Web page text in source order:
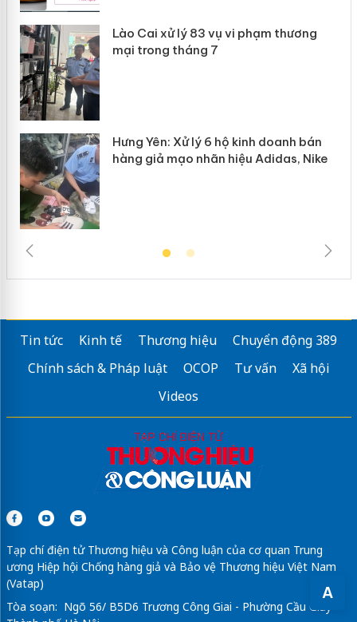
A
Lào Cai xử lý 83 vụ vi phạm thương
mại trong tháng 7
Hưng Yên: Xử lý 6 hộ kinh doanh bán
hàng giả mạo nhãn hiệu Adidas, Nike
Tin tức Kinh tế Thương hiệu
Chuyển động 389
Chính sách & Pháp luật
OCOP Tư vấn
Xã hội
Videos
Tạp chí điện tử Thương hiệu và Công luận của cơ quan Trung
ương Hiệp hội Chống hàng giả và Bảo vệ Thương hiệu Việt Nam
(Vatap)
Tòa soạn: Ngõ 56/ B5D6 Trương Công Giai - Phường Cầu Giấy -